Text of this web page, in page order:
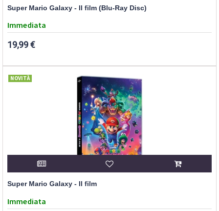
Super Mario Galaxy - Il film (Blu-Ray Disc)
Immediata
19,99 €
NOVITÀ
Super Mario Galaxy - Il film
Immediata